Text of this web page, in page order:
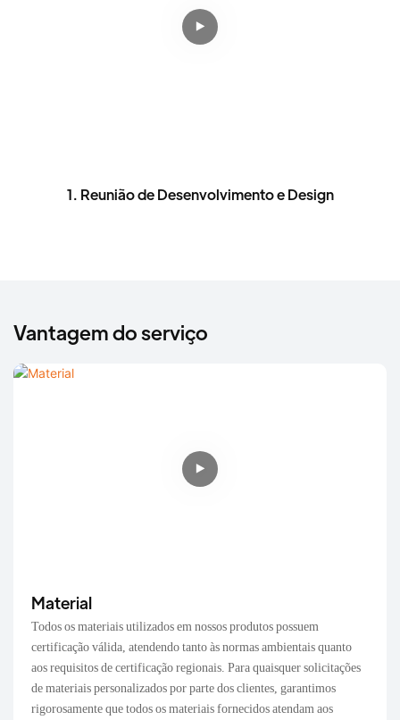
1. Reunião de Desenvolvimento e Design
Vantagem do serviço
Material
Todos os materiais utilizados em nossos produtos possuem
certificação válida, atendendo tanto às normas ambientais quanto
aos requisitos de certificação regionais. Para quaisquer solicitações
de materiais personalizados por parte dos clientes, garantimos
rigorosamente que todos os materiais fornecidos atendam aos